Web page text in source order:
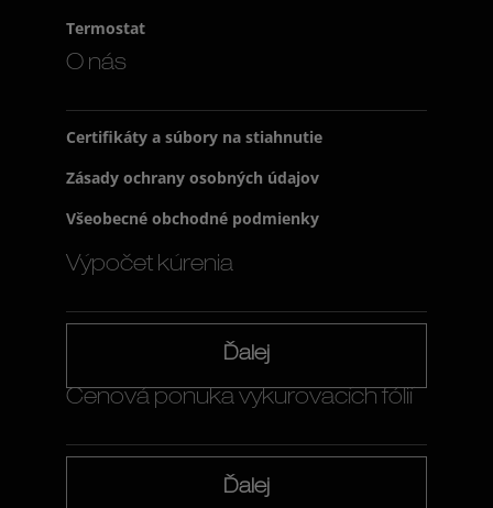
Termostat
O nás
Certifikáty a súbory na stiahnutie
Zásady ochrany osobných údajov
Všeobecné obchodné podmienky
Výpočet kúrenia
Ďalej
Cenová ponuka vykurovacích fólií
Ďalej